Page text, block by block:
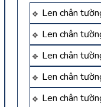
Len chân
Len chân
Len chân
Len chân
Len chân